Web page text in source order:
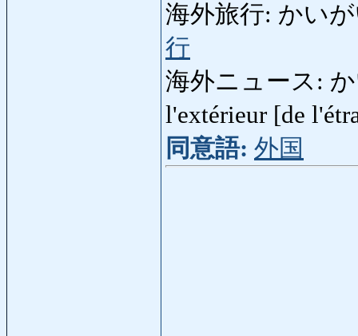
海外旅行: かい
行
海外ニュース:
l'extérieur [de
同意語: 外国